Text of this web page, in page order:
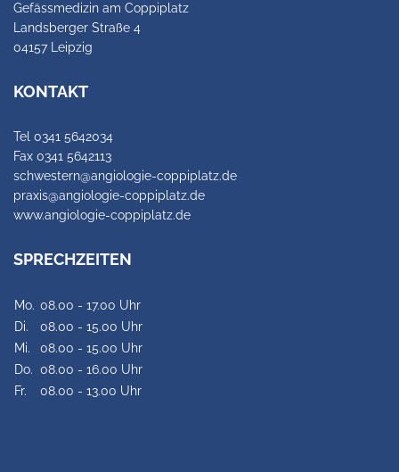
Gefässmedizin am Coppiplatz
Landsberger Straße 4
04157 Leipzig
KONTAKT
Tel 0341 5642034
Fax 0341 5642113
schwestern@angiologie-coppiplatz.de
praxis@angiologie-coppiplatz.de
www.angiologie-coppiplatz.de
SPRECHZEITEN
Mo. 08.00 - 17.00 Uhr
Di.
08.00 - 15.00 Uhr
Mi.
08.00 - 15.00 Uhr
Do. 08.00 - 16.00 Uhr
Fr.
08.00 - 13.00 Uhr